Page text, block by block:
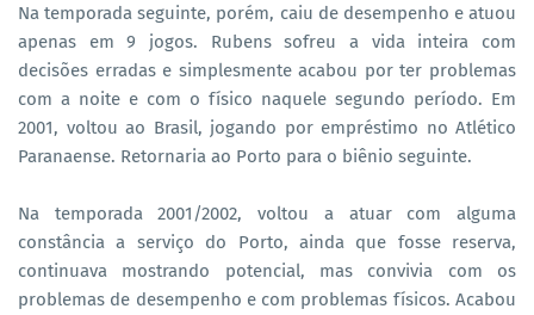
Na temporada seguinte, porém, caiu de desempenho e atuou
apenas em 9 jogos. Rubens sofreu a vida inteira com
decisões erradas e simplesmente acabou por ter problemas
com a noite e com o físico naquele segundo período. Em
2001, voltou ao Brasil, jogando por empréstimo no Atlético
Paranaense. Retornaria ao Porto para o biênio seguinte.
Na temporada 2001/2002, voltou a atuar com alguma
constância a serviço do Porto, ainda que fosse reserva,
continuava mostrando potencial, mas convivia com os
problemas de desempenho e com problemas físicos. Acabou